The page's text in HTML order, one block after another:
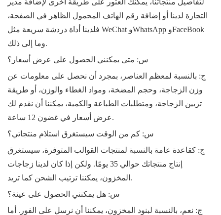
لتفاصيل منتجاتنا، يمكنك العثور على طريقة أخرى لإضافة مدير
التجارة لدينا أو إضافة رقم الهاتف المحمول الظاهر في الصفحة،
فلدينا أداة دردشة سريعة مثل WeChat وWhatsApp وFaceBook
وما إلى ذلك.
س: متى يمكنني الحصول على عرض أسعار؟
ج: بالنسبة لمعظم العناصر، بمجرد أن نحصل على معلومات عن
وزن الزجاجة، وحجم المضخة، ومواد الغطاء والوزن، أو طريقة
تزيين الزجاجة، ومتطلبات الطباعة والكمية، يمكننا أن نقدم لك
عرض أسعار في غضون 12 ساعة.
س: كم من الوقت سيستغرق استلام منتجاتي؟
ج: كقاعدة عامة بالنسبة لمنتجات القوالب المتوفرة، سيستغرق
إنتاج منتجاتك حوالي 35 يومًا. ولكن إذا كان لدينا زجاجات
المخزون، يمكننا ترتيب الشحن كما تريد.
س: هل يمكنني الحصول على عينة؟
ج: نعم، بالنسبة لبنود المخزون، يمكننا أن نرسل على الفور. أما